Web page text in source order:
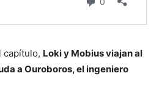
capítulo, Loki y Mobius viajan al
a Ouroboros, el ingeniero